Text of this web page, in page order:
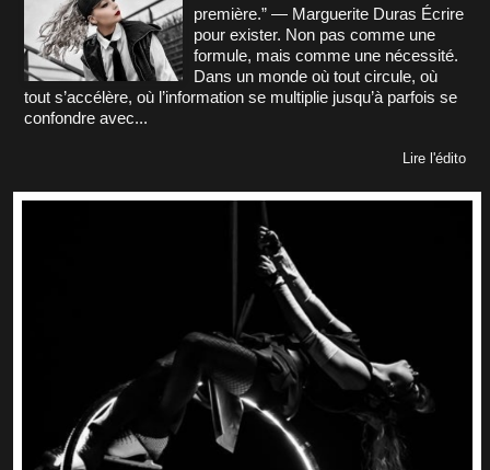
première.” — Marguerite Duras Écrire
pour exister. Non pas comme une
formule, mais comme une nécessité.
Dans un monde où tout circule, où
tout s’accélère, où l’information se multiplie jusqu’à parfois se
confondre avec...
Lire l'édito